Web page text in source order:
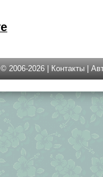
2006-2026 | Контакты |